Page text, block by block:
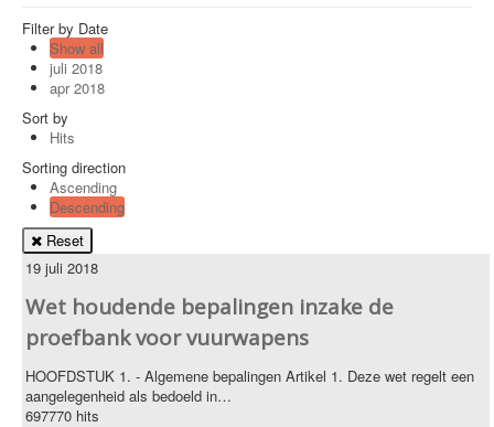
HOME
ARTIKELS
EVENEMENTEN
ACCOMMODATIES
CLUBS
DISCIPLINES
WETGEVING
VERENIGINGEN
LINKS
PRIVACYBELEID
Filter by Date
Show all
juli 2018
apr 2018
Sort by
Hits
Sorting direction
Ascending
Descending
Reset
19 juli 2018
Wet houdende bepalingen inzake de
proefbank voor vuurwapens
HOOFDSTUK 1. - Algemene bepalingen Artikel 1. Deze wet regelt een
aangelegenheid als bedoeld in…
697770 hits